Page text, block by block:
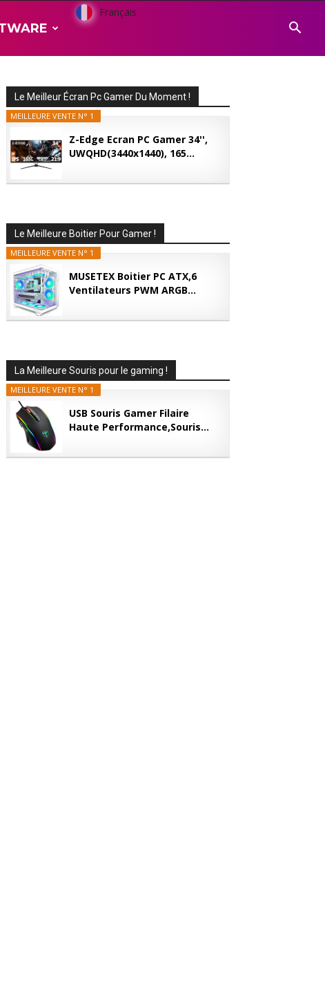
Français
Le Meilleur Écran Pc Gamer Du Moment !
MEILLEURE VENTE N° 1
Z-Edge Ecran PC Gamer 34'',
UWQHD(3440x1440), 165...
Le Meilleure Boitier Pour Gamer !
MEILLEURE VENTE N° 1
MUSETEX Boitier PC ATX,6
Ventilateurs PWM ARGB...
La Meilleure Souris pour le gaming !
MEILLEURE VENTE N° 1
USB Souris Gamer Filaire
Haute Performance,Souris...